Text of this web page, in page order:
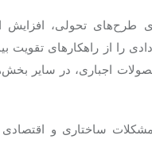
طرح‌های تحولی، افزایش
را از راهکارهای تقویت
اجباری، در سایر
ساختاری و